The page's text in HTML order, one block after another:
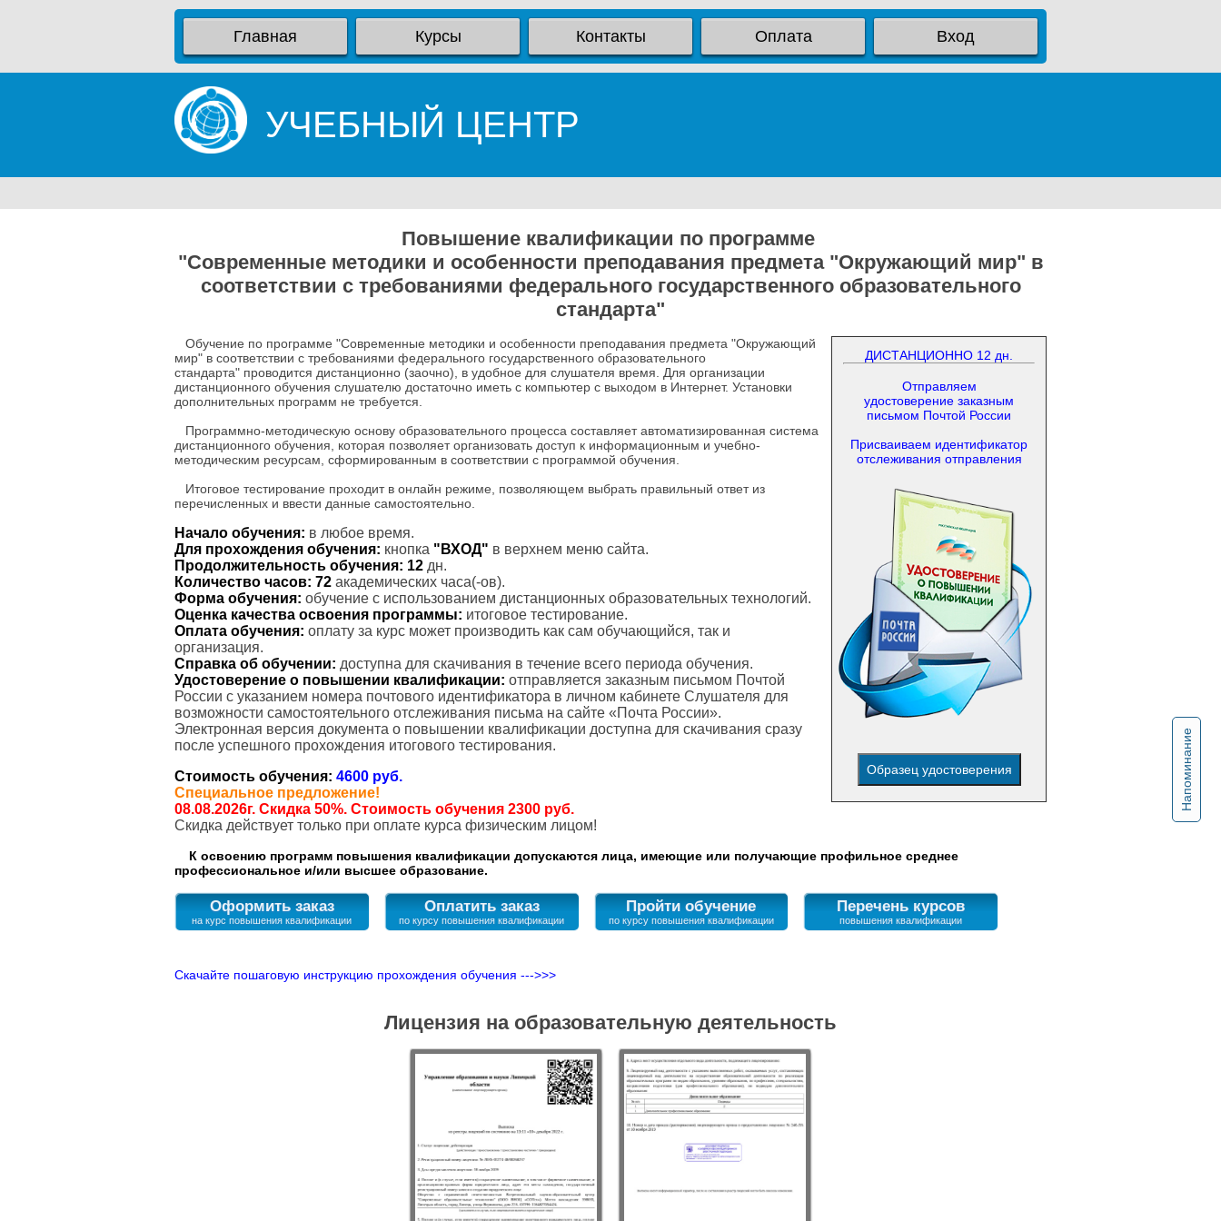
Главная Курсы Контакты Оплата Вход
УЧЕБНЫЙ ЦЕНТР
Напоминание
Повышение квалификации по программе
"Современные методики и особенности преподавания предмета "Окружающий мир" в
соответствии с требованиями федерального государственного образовательного
стандарта"
ДИСТАНЦИОННО 12 дн.
Отправляем
удостоверение заказным
письмом Почтой России
Присваиваем идентификатор
отслеживания отправления
Образец удостоверения
Обучение по программе "Современные методики и особенности преподавания предмета "Окружающий
мир" в соответствии с требованиями федерального государственного образовательного
стандарта" проводится дистанционно (заочно), в удобное для слушателя время. Для организации
дистанционного обучения слушателю достаточно иметь с компьютер с выходом в Интернет. Установки
дополнительных программ не требуется.
Программно-методическую основу образовательного процесса составляет автоматизированная система
дистанционного обучения, которая позволяет организовать доступ к информационным и учебно-
методическим ресурсам, сформированным в соответствии с программой обучения.
Итоговое тестирование проходит в онлайн режиме, позволяющем выбрать правильный ответ из
перечисленных и ввести данные самостоятельно.
Начало обучения: в любое время.
Для прохождения обучения: кнопка "ВХОД" в верхнем меню сайта.
Продолжительность обучения: 12 дн.
Количество часов: 72 академических часа(-ов).
Форма обучения: обучение с использованием дистанционных образовательных технологий.
Оценка качества освоения программы: итоговое тестирование.
Оплата обучения: оплату за курс может производить как сам обучающийся, так и
организация.
Справка об обучении: доступна для скачивания в течение всего периода обучения.
Удостоверение о повышении квалификации: отправляется заказным письмом Почтой
России с указанием номера почтового идентификатора в личном кабинете Слушателя для
возможности самостоятельного отслеживания письма на сайте «Почта России».
Электронная версия документа о повышении квалификации доступна для скачивания сразу
после успешного прохождения итогового тестирования.
Стоимость обучения: 4600 руб.
Специальное предложение!
08.08.2026г. Скидка 50%. Стоимость обучения 2300 руб.
Cкидка действует только при оплате курса физическим лицом!
К освоению программ повышения квалификации допускаются лица, имеющие или получающие профильное среднее
профессиональное и/или высшее образование.
Оформить заказ Оплатить заказ Пройти обучение
по курсу повышения квалификации
Перечень курсов
Скачайте пошаговую инструкцию прохождения обучения --->>>
Лицензия на образовательную деятельность